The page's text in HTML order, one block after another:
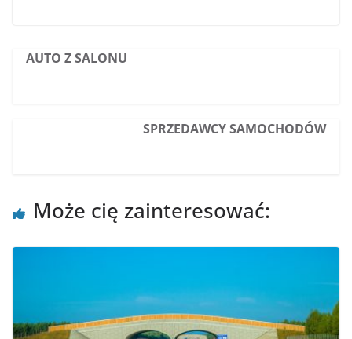
AUTO Z SALONU
SPRZEDAWCY SAMOCHODÓW
Może cię zainteresować: